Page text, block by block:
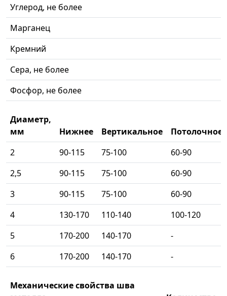
Углерод, не более
Марганец
Кремний
Сера, не более
Фосфор, не более
Диаметр,
мм
Нижнее Вертикальное
Потолочное
2
90-115 75-100
60-90
2,5
90-115 75-100
60-90
3
90-115 75-100
60-90
4
130-170 110-140
100-120
5
170-200 140-170
-
6
170-200 140-170 -
Механические свойства шва